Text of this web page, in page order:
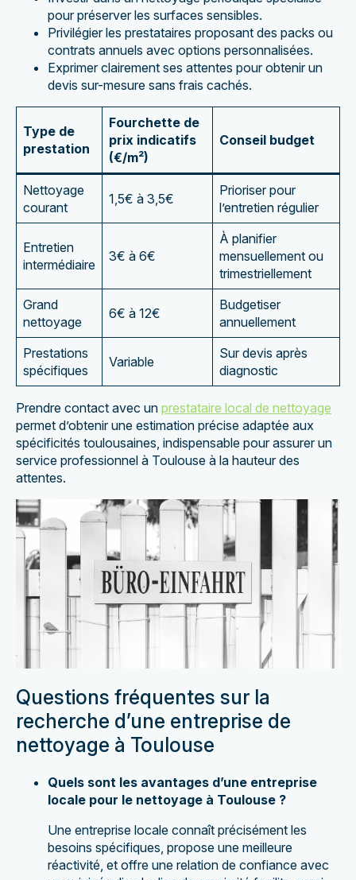
pour préserver les surfaces sensibles.
Privilégier les prestataires proposant des packs ou
contrats annuels avec options personnalisées.
Exprimer clairement ses attentes pour obtenir un
devis sur-mesure sans frais cachés.
Type de
prestation
Fourchette de
prix indicatifs
(€/m²)
Conseil budget
Nettoyage
courant
1,5€ à 3,5€
Prioriser pour
l’entretien régulier
Entretien
intermédiaire
3€ à 6€
À planifier
mensuellement ou
trimestriellement
Grand
nettoyage
6€ à 12€
Budgetiser
annuellement
Prestations
spécifiques
Variable
Sur devis après
diagnostic
Prendre contact avec un prestataire local de nettoyage
permet d’obtenir une estimation précise adaptée aux
spécificités toulousaines, indispensable pour assurer un
service professionnel à Toulouse à la hauteur des
attentes.
Questions fréquentes sur la
recherche d’une entreprise de
nettoyage à Toulouse
Quels sont les avantages d’une entreprise
locale pour le nettoyage à Toulouse ?
Une entreprise locale connaît précisément les
besoins spécifiques, propose une meilleure
réactivité, et offre une relation de confiance avec